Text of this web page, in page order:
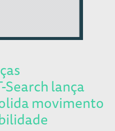
Search lança
movimento